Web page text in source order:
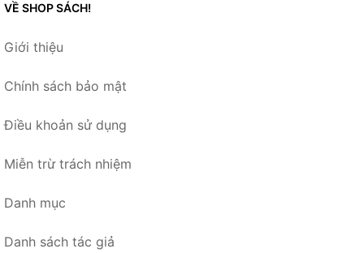
VỀ SHOP SÁCH!
Giới thiệu
Chính sách bảo mật
Điều khoản sử dụng
Miễn trừ trách nhiệm
Danh mục
Danh sách tác giả